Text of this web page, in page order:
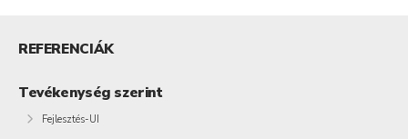
REFERENCIÁK
Tevékenység szerint
Fejlesztés-UI